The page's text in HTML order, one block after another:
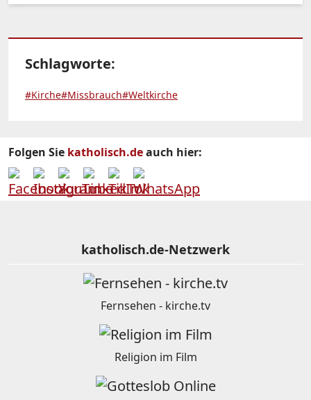
Schlagworte:
#Kirche#Missbrauch#Weltkirche
Folgen Sie katholisch.deauch hier:
katholisch.de-Netzwerk
Fernsehen - kirche.tv
Religion im Film